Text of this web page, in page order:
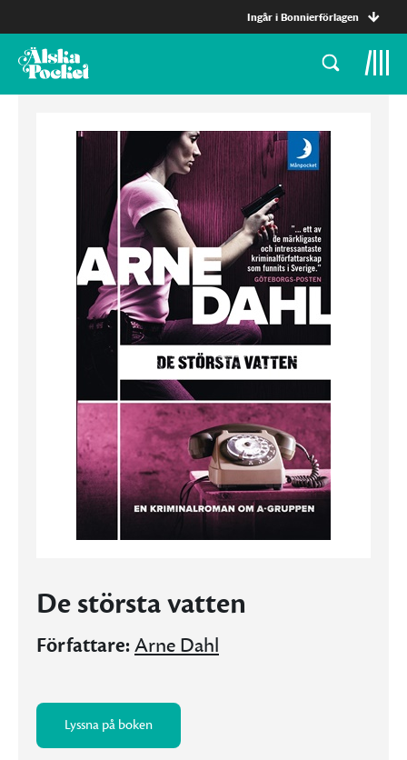
Ingår i Bonnierförlagen
De största vatten
Författare:Arne Dahl
Lyssna på boken